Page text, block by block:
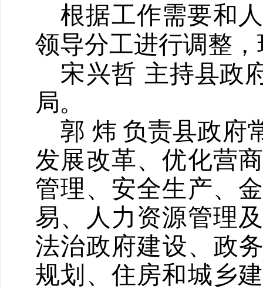
根据工作需要和
领导分工进行调整
宋兴哲 主持县政
局。
郭 炜 负责县政府
发展改革、优化营
管理、安全生产、
易、人力资源管理
法治政府建设、政
规划 、 住房和城乡